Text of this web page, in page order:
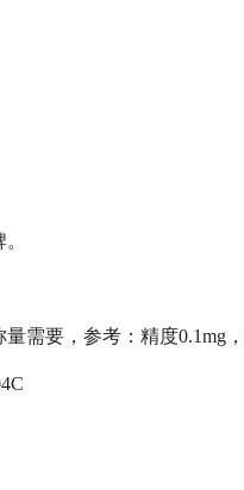
需要，参考：精度0.1mg，